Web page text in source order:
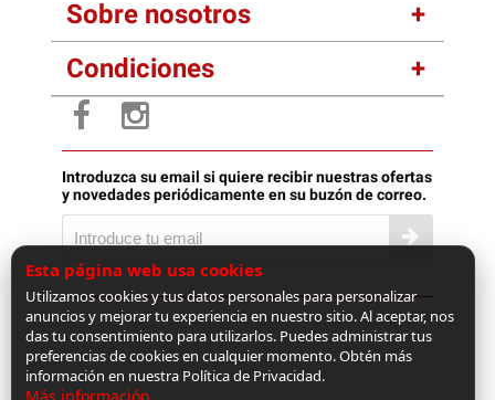
Sobre nosotros
Condiciones
Introduzca su email si quiere recibir nuestras ofertas
y novedades periódicamente en su buzón de correo.
Esta página web usa cookies
Utilizamos cookies y tus datos personales para personalizar
anuncios y mejorar tu experiencia en nuestro sitio. Al aceptar, nos
das tu consentimiento para utilizarlos. Puedes administrar tus
preferencias de cookies en cualquier momento. Obtén más
información en nuestra Política de Privacidad.